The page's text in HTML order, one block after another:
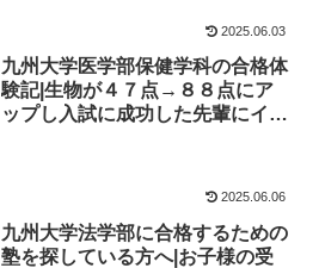
2025.06.03
九州大学医学部保健学科の合格体
験記|生物が４７点→８８点にア
ップし入試に成功した先輩にイン
2025.06.06
九州大学法学部に合格するための
塾を探している方へ|お子様の受